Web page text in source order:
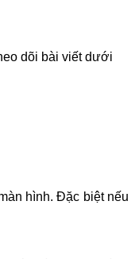
dõi bài viết dưới
hình. Đặc biệt nếu